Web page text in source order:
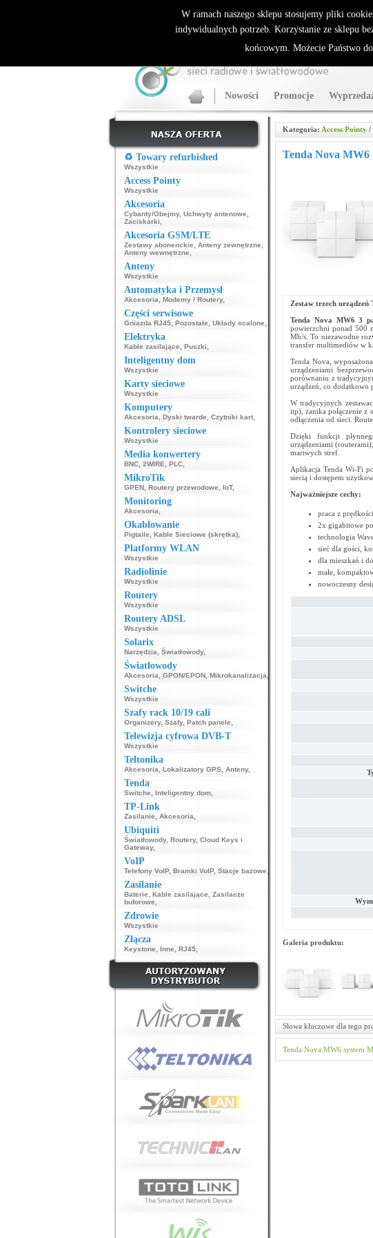
ALLNET.PL Sieci bezprzewodowe - generalny dystrybutor Sparklan
Nowości Promocje
♻️ Towary refurbished
Wszystkie
Access Pointy
Wszystkie
Akcesoria
Cybanty/Obejmy, Uchwyty antenowe
Zaciskarki
Akcesoria GSM/LTE
Zestawy abonenckie Anteny zewnętrzne
Anteny wewnętrzne
Anteny
Wszystkie
Automatyka i Przemysł
Akcesoria Modemy / Routery,
Części serwisowe
Gniazda RJ45, Pozostałe Układy scalone
Elektryka
Kable zasilające Puszki
Inteligentny dom
Wszystkie
Karty sieciowe
Wszystkie
Komputery
Akcesoria Dyski twarde Czytniki kart,
Kontrolery sieciowe
Wszystkie
Media konwertery
BNC, 2WIRE PLC,
MikroTik
GPEN, Routery przewodowe IoT,
Monitoring
Akcesoria
Okablowanie
Pigtaile Kable Sieciowe (skrętka),
Platformy WLAN
Wszystkie
Radiolinie
Wszystkie
Routery
Wszystkie
Routery ADSL
Wszystkie
Solarix
Narzędzia Światłowody,
Światłowody
Akcesoria GPON/EPON, Mikrokanalizacja
Switche
Wszystkie
Szafy rack 10/19 cali
Organizery, Szafy, Patch panele
Telewizja cyfrowa DVB-T
Wszystkie
Teltonika
Akcesoria Lokalizatory GPS, Anteny,
Tenda
Switche Inteligentny dom,
TP-Link
Zasilanie Akcesoria
Ubiquiti
Światłowody, Routery, Cloud Keys i
Gateway,
VoIP
Telefony VoIP, Bramki VoIP, Stacje bazowe
Zasilanie
Baterie Kable zasilające
Zasilacze
buforowe
Zdrowie
Wszystkie
Złącza
Keystone Inne RJ45,
Kategoria: Access Pointy /
Tenda Nova MW6
Zestaw trzech urządzeń
Tenda Nova MW6 3
powierzchni ponad 500
Mb/s. To niezawodne
transfer multimediów w
Tenda Nova,
urządzeniami
porównaniu z
urządzeń, co dodatkowo
W tradycyjnych
itp), zanika połączenie z
odłączenia od sieci.
Dzięki funkcji
urządzeniami
martwych stref.
Aplikacja Tenda Wi-Fi
siecią i dostępem
Najważniejsze cechy:
praca z
2x gigabitowe
technologia
sieć dla gości,
dla mieszkań i
małe,
nowoczesny
Galeria produktu:
Słowa kluczowe dla tego
Tenda Nova MW6 system
W ramach naszego sklepu stosujemy pliki
indywidualnych potrzeb. Korzystanie ze sklepu
końcowym. Możecie Państwo